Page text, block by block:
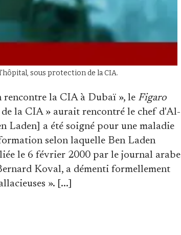
sous protection de la CIA.
rencontre la CIA à Dubaï », le Figaro
la CIA » aurait rencontré le chef d'Al-
Laden] a été soigné pour une maladie
selon laquelle Ben Laden
le 6 février 2000 par le journal arabe
Koval, a démenti formellement
». [...]